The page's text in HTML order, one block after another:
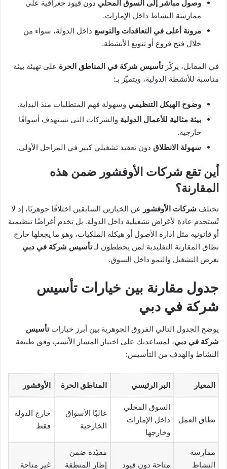
وصول مباشر إلى السوق المحلي دون قيود جغرافية على
ممارسة النشاط داخل الإمارات.
مرونة أعلى في التعاقدات والتوسع داخل الدولة، سواء من
خلال فتح فروع أو تنويع الأنشطة.
في المقابل، يركّزتأسيس شركة في المناطق الحرة على تهيئة بيئة
مناسبة للأنشطة الدولية، ويتميّز بـ:
وضوح الهيكل التنظيمي وسهولة فهم المتطلبات منذ البداية.
بيئة مثالية للأعمال الدولية والشركات التي تستهدف أسواقًا
خارجية.
سهولة الانطلاق دون تعقيد تشغيلي كبير في المراحل الأولى.
أين تقع شركات الأوفشور ضمن هذه
المقارنة؟
تختلف شركات الأوفشور عن الخيارين السابقين اختلافًا جوهريًا، إذ لا
تُستخدم عادة لأغراض تشغيلية داخل الدولة. بل تخدم أغراضًا تنظيمية
أو قانونية مثل إدارة الأصول أو هيكلة الملكيات، وهو ما يجعلها خارج
نطاق المقارنة التقليدية لمن يخططون لـتأسيس شركة في دبي
بغرض التشغيل والنمو داخل السوق.
جدول مقارنة بين خيارات تأسيس
شركة في دبي
يوضح الجدول التالي الفروق الجوهرية بين أبرز خياراتتأسيس
شركة في دبي، لمساعدتك على اختيار المسار الأنسب وفق طبيعة
النشاط والهدف من التأسيس:
المعيار البر الرئيسي المناطق الحرة الأوفشور
نطاق العمل
السوق المحلي
داخل الإمارات
وخارجها
غالبًا الأسواق
الخارجية
خارج الدولة
فقط
ممارسة
النشاط
متاحة دون قيود
مقيّدة ضمن
إطار المنطقة
غير متاحة